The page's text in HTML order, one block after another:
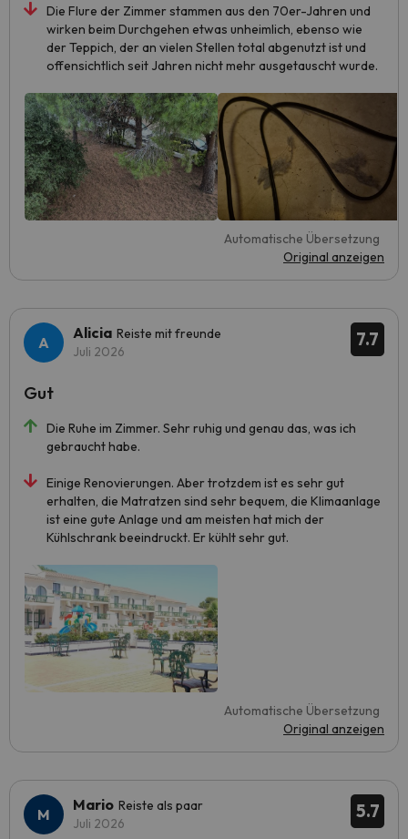
Die Flure der Zimmer stammen aus den 70er-Jahren und
wirken beim Durchgehen etwas unheimlich, ebenso wie
der Teppich, der an vielen Stellen total abgenutzt ist und
offensichtlich seit Jahren nicht mehr ausgetauscht wurde.
Automatische Übersetzung
Original anzeigen
7.7
Alicia Reiste mit freunde
Juli 2026
Die Ruhe im Zimmer. Sehr ruhig und genau das, was ich
gebraucht habe.
Einige Renovierungen. Aber trotzdem ist es sehr gut
erhalten, die Matratzen sind sehr bequem, die Klimaanlage
ist eine gute Anlage und am meisten hat mich der
Kühlschrank beeindruckt. Er kühlt sehr gut.
Automatische Übersetzung
Original anzeigen
Gut
5.7
Mario Reiste als paar
Juli 2026